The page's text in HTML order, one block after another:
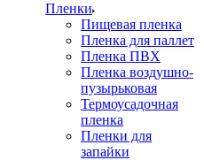
Пленки
Пищевая пленка
Пленка для паллет
Пленка ПВХ
Пленка воздушно-
пузырьковая
Термоусадочная
пленка
Пленки для
запайки